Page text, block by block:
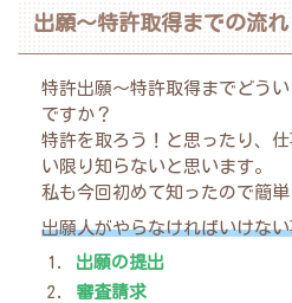
出願〜特許取得までの流れ
特許出願〜特許取得までどう
ですか？
特許を取ろう！と思ったり、
い限り知らないと思います。
私も今回初めて知ったので簡単
出願人がやらなければいけな
出願の提出
審査請求